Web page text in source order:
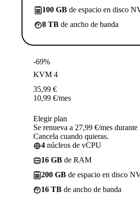
100 GB de espacio en disco
8 TB de ancho de banda
-69%
KVM 4
35,99 €
10,99 €/mes
Elegir plan
Se renueva a 27,99 €/mes durante
Cancela cuando quieras.
4 núcleos de vCPU
16 GB de RAM
200 GB de espacio en disco
16 TB de ancho de banda